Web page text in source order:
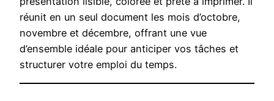
réunit en un seul document les mois d’octobre,
novembre et décembre, offrant une vue
d’ensemble idéale pour anticiper vos tâches et
structurer votre emploi du temps.